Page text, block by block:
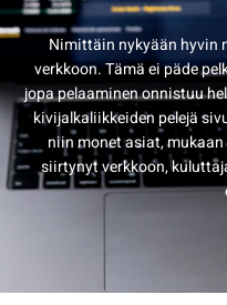
Nimittäin nykyään hyvin
verkkoon. Tämä ei päde
jopa pelaaminen onnistuu
kivijalkaliikkeiden pelejä
niin monet asiat,
siirtynyt verkkoon,